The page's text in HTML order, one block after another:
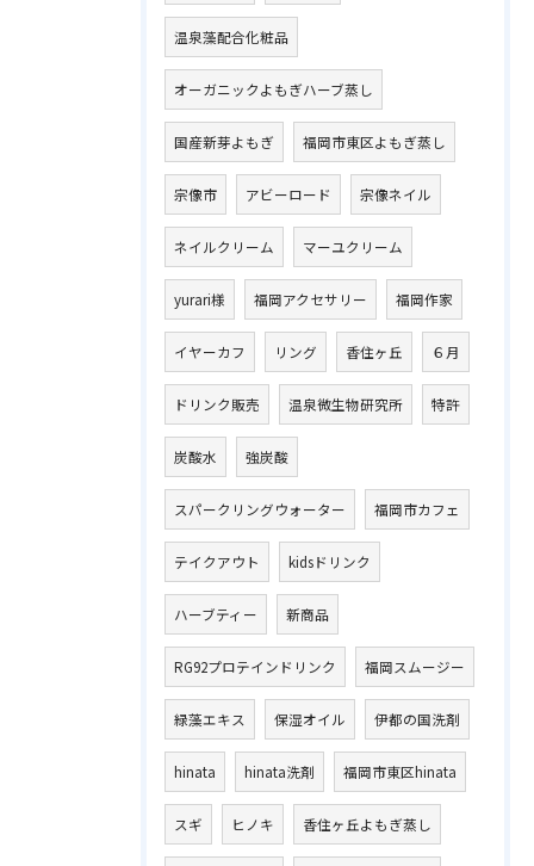
温泉藻配合化粧品
オーガニックよもぎハーブ蒸し
国産新芽よもぎ 福岡市東区よもぎ蒸し
宗像市 アビーロード 宗像ネイル
ネイルクリーム マーユクリーム
yurari様 福岡アクセサリー 福岡作家
イヤーカフ リング 香住ヶ丘 ６月
ドリンク販売 温泉微生物研究所 特許
炭酸水 強炭酸
スパークリングウォーター 福岡市カフェ
テイクアウト kidsドリンク
ハーブティー 新商品
RG92プロテインドリンク 福岡スムージー
緑藻エキス 保湿オイル 伊都の国洗剤
hinata hinata洗剤 福岡市東区hinata
スギ ヒノキ 香住ヶ丘よもぎ蒸し